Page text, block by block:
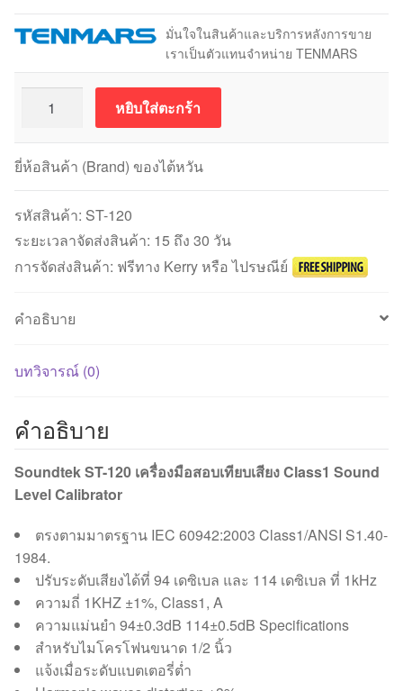
มั่นใจในสินค้าและบริการหลังการขาย
เราเป็นตัวแทนจำหน่าย TENMARS
Soundtek
ST-
120
เครื่อง
มือ
สอบ
เทียบ
เสียง
ชิ้น
หยิบใส่ตะกร้า
ยี่ห้อสินค้า (Brand) ของไต้หวัน
รหัสสินค้า: ST-120
ระยะเวลาจัดส่งสินค้า: 15 ถึง 30 วัน
การจัดส่งสินค้า: ฟรีทาง Kerry หรือ ไปรษณีย์
คำอธิบาย
บทวิจารณ์ (0)
คำอธิบาย
Soundtek ST-120 เครื่องมือสอบเทียบเสียง Class1 Sound
Level Calibrator
ตรงตามมาตรฐาน IEC 60942:2003 Class1/ANSI S1.40-
1984.
ปรับระดับเสียงได้ที่ 94 เดซิเบล และ 114 เดซิเบล ที่ 1kHz
ความถี่ 1KHZ ±1%, Class1, A
ความแม่นยำ 94±0.3dB 114±0.5dB Specifications
สำหรับไมโครโฟนขนาด 1/2 นิ้ว
แจ้งเมื่อระดับแบตเตอรี่ต่ำ